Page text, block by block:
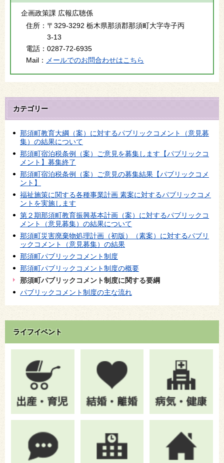
企画政策課 広報広聴係
住所： 〒329-3292 栃木県那須郡那須町大字寺子丙
3-13
電話： 0287-72-6935
Mail：
メールでのお問合わせはこちら
カテゴリー
那須町教育大綱（案）に対するパブリックコメント（意見募
集）の結果について
那須町宿泊税条例（案）ご意見を募集します【パブリックコ
メント】募集終了
那須町宿泊税条例（案）ご意見の募集結果【パブリックコメ
ント】
福祉施策に関する各種事業計画 素案に対するパブリックコメ
ントを実施します
第２期那須町教育振興基本計画（案）に対するパブリックコ
メント（意見募集）の結果について
那須町災害廃棄物処理計画（初版）（素案）に対するパブリ
ックコメント（意見募集）の結果
那須町パブリックコメント制度
那須町パブリックコメント制度の概要
那須町パブリックコメント制度に関する要綱
パブリックコメント制度の主な流れ
ライフイベント